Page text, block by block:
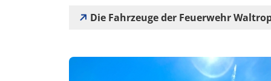
Die Fahrzeuge der Feuerwehr